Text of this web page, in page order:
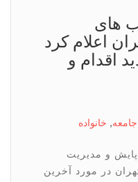
كرد
و
مورد آخرین